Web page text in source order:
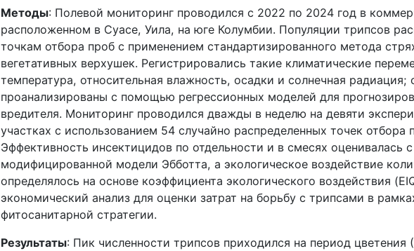
Методы: Полевой мониторинг проводился с 2022 по 2024 год в
расположенном в Суасе, Уила, на юге Колумбии. Популяции трипсов
точкам отбора проб с применением стандартизированного метода
вегетативных верхушек. Регистрировались такие климатические
температура, относительная влажность, осадки и солнечная радиация;
проанализированы с помощью регрессионных моделей для
вредителя. Мониторинг проводился дважды в неделю на девяти
участках с использованием 54 случайно распределенных точек отбора
Эффективность инсектицидов по отдельности и в смесях оценивалась
модифицированной модели Эбботта, а экологическое воздействие
определялось на основе коэффициента экологического воздействия (
экономический анализ для оценки затрат на борьбу с трипсами в
фитосанитарной стратегии.
Результаты: Пик численности трипсов приходился на период цветения